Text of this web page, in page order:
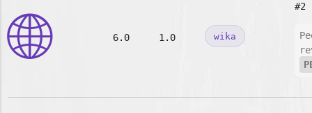
🌐 6.0 1.0 wika
#2